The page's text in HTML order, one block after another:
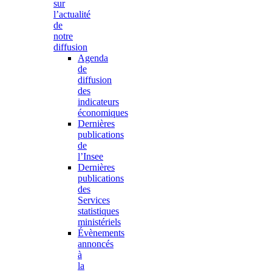
sur
l’actualité
de
notre
diffusion
Agenda
de
diffusion
des
indicateurs
économiques
Dernières
publications
de
l’Insee
Dernières
publications
des
Services
statistiques
ministériels
Évènements
annoncés
à
la